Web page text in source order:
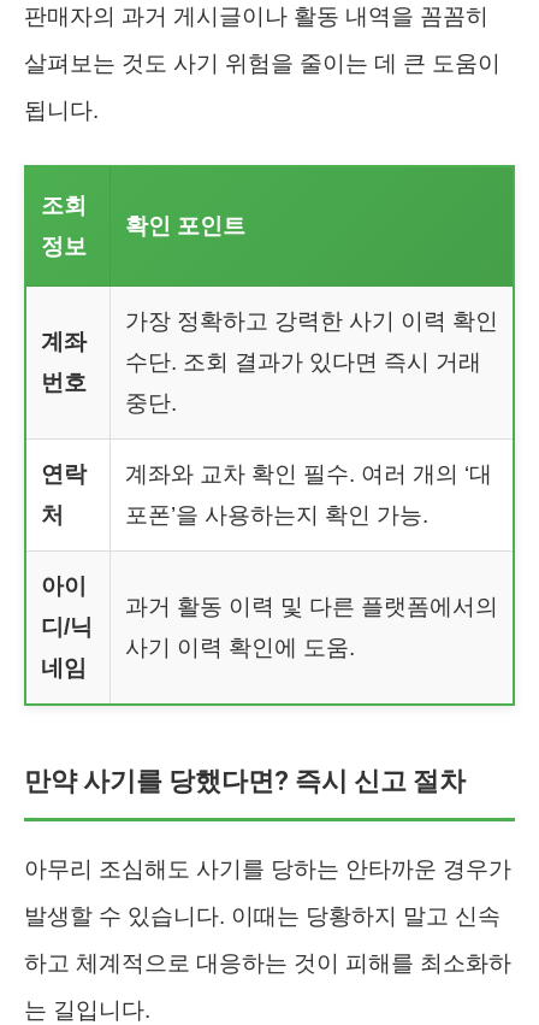
판매자의 과거 게시글이나 활동 내역을 꼼꼼히
살펴보는 것도 사기 위험을 줄이는 데 큰 도움이
됩니다.
조회
정보
확인 포인트
계좌
번호
가장 정확하고 강력한 사기 이력 확인
수단. 조회 결과가 있다면 즉시 거래
중단.
연락
처
계좌와 교차 확인 필수. 여러 개의 ‘대
포폰’을 사용하는지 확인 가능.
아이
디/닉
네임
과거 활동 이력 및 다른 플랫폼에서의
사기 이력 확인에 도움.
만약 사기를 당했다면? 즉시 신고 절차
아무리 조심해도 사기를 당하는 안타까운 경우가
발생할 수 있습니다. 이때는 당황하지 말고 신속
하고 체계적으로 대응하는 것이 피해를 최소화하
는 길입니다.